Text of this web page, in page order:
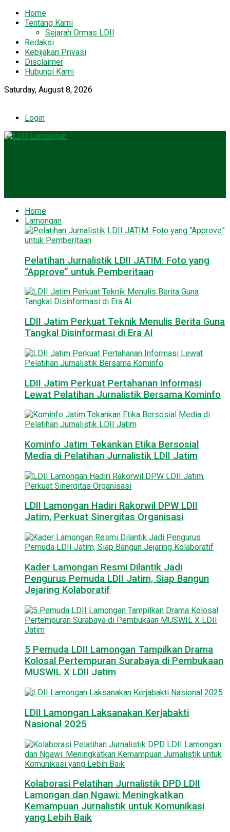
Home
Tentang Kami
Sejarah Ormas LDII
Redaksi
Kebijakan Privasi
Disclaimer
Hubungi Kami
Saturday, August 8, 2026
Login
Home
Lamongan
Pelatihan Jurnalistik LDII JATIM: Foto yang
“Approve” untuk Pemberitaan
LDII Jatim Perkuat Teknik Menulis Berita Guna
Tangkal Disinformasi di Era AI
LDII Jatim Perkuat Pertahanan Informasi
Lewat Pelatihan Jurnalistik Bersama Kominfo
Kominfo Jatim Tekankan Etika Bersosial
Media di Pelatihan Jurnalistik LDII Jatim
LDII Lamongan Hadiri Rakorwil DPW LDII
Jatim, Perkuat Sinergitas Organisasi
Kader Lamongan Resmi Dilantik Jadi
Pengurus Pemuda LDII Jatim, Siap Bangun
Jejaring Kolaboratif
5 Pemuda LDII Lamongan Tampilkan Drama
Kolosal Pertempuran Surabaya di Pembukaan
MUSWIL X LDII Jatim
LDII Lamongan Laksanakan Kerjabakti
Nasional 2025
Kolaborasi Pelatihan Jurnalistik DPD LDII
Lamongan dan Ngawi: Meningkatkan
Kemampuan Jurnalistik untuk Komunikasi
yang Lebih Baik